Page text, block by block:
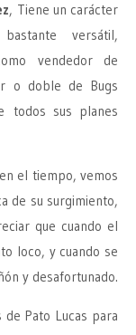
, Tiene un carácter
versátil,
vendedor de
o doble de Bugs
todos sus planes
el tiempo, vemos
de su surgimiento,
que cuando el
loco, y cuando se
y desafortunado.
Pato Lucas para